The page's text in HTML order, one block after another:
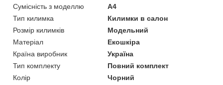
Сумісність з моделлю
A4
Тип килимка
Килимки в салон
Розмір килимків
Модельний
Матеріал
Екошкіра
Країна виробник
Україна
Тип комплекту
Повний комплект
Колір
Чорний